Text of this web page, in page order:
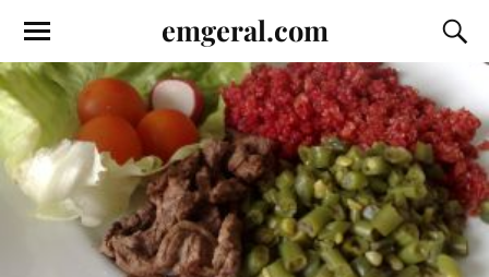
emgeral.com